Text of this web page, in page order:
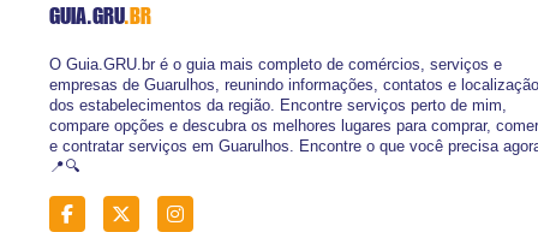
GUIA.GRU.BR
O Guia.GRU.br é o guia mais completo de comércios, serviços e
empresas de Guarulhos, reunindo informações, contatos e localização
dos estabelecimentos da região. Encontre serviços perto de mim,
compare opções e descubra os melhores lugares para comprar, comer
e contratar serviços em Guarulhos. Encontre o que você precisa
📍🔍